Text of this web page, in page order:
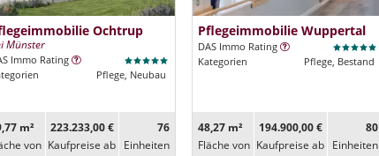
Ochtrup
Münster
Immo Rating
Pflege, Neubau
m²
von
223.233,00 €
Kaufpreise ab
76
Ein­heiten
Pflegeimmobilie Wuppertal
DAS Immo Rating
Kategorien
Pflege, Bestand
48,27 m²
Fläche von
194.900,00 €
Kaufpreise ab
80
Ein­heiten